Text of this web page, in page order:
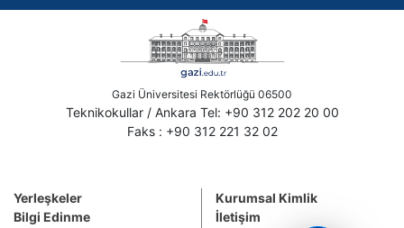
Gazi Üniversitesi Rektörlüğü 06500
Teknikokullar / Ankara Tel: +90 312 202 20 00
Faks : +90 312 221 32 02
Yerleşkeler
Bilgi Edinme
Kurumsal Kimlik
İletişim